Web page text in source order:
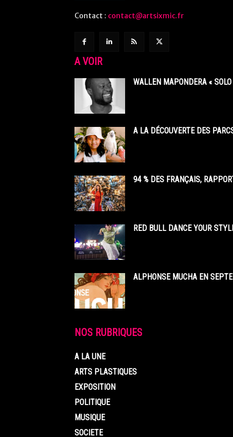
Contact : contact@artsixmic.fr
A VOIR
WALLEN MAPONDERA «
A LA DÉCOUVERTE DES
94 % DES FRANÇAIS,
RED BULL DANCE YOUR
ALPHONSE MUCHA EN
NOS RUBRIQUES
A LA UNE
ARTS PLASTIQUES
EXPOSITION
POLITIQUE
MUSIQUE
SOCIETE